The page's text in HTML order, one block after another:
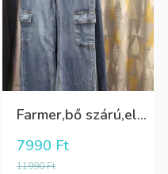
Farmer,bő szárú,elöl és oldalt zsebes lány nadrág
11990Ft
7990 Ft